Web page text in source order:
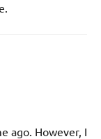
ago. However, I